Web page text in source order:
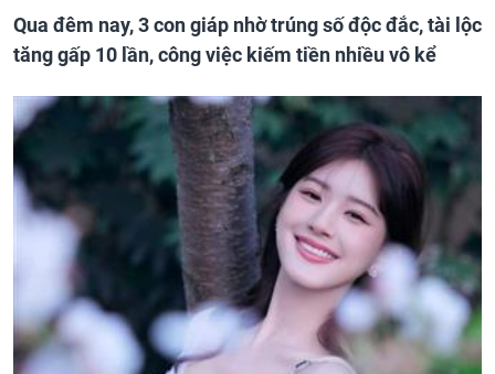
Qua đêm nay, 3 con giáp nhờ trúng số độc đắc, tài lộc
tăng gấp 10 lần, công việc kiếm tiền nhiều vô kể